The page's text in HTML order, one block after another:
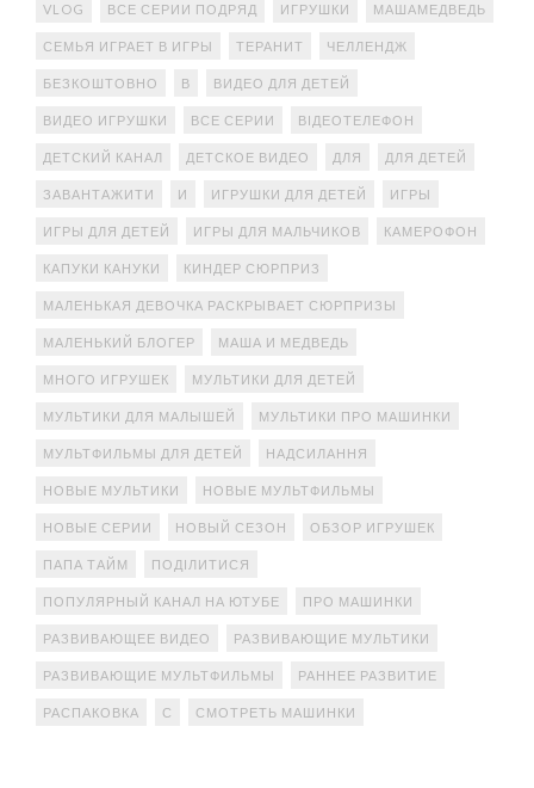
VLOG ВСЕ СЕРИИ ПОДРЯД ИГРУШКИ МАШАМЕДВЕДЬ
СЕМЬЯ ИГРАЕТ В ИГРЫ ТЕРАНИТ ЧЕЛЛЕНДЖ
БЕЗКОШТОВНО В ВИДЕО ДЛЯ ДЕТЕЙ
ВИДЕО ИГРУШКИ ВСЕ СЕРИИ ВІДЕОТЕЛЕФОН
ДЕТСКИЙ КАНАЛ ДЕТСКОЕ ВИДЕО ДЛЯ ДЛЯ ДЕТЕЙ
ЗАВАНТАЖИТИ И ИГРУШКИ ДЛЯ ДЕТЕЙ ИГРЫ
ИГРЫ ДЛЯ ДЕТЕЙ ИГРЫ ДЛЯ МАЛЬЧИКОВ КАМЕРОФОН
КАПУКИ КАНУКИ КИНДЕР СЮРПРИЗ
МАЛЕНЬКАЯ ДЕВОЧКА РАСКРЫВАЕТ СЮРПРИЗЫ
МАЛЕНЬКИЙ БЛОГЕР МАША И МЕДВЕДЬ
МНОГО ИГРУШЕК МУЛЬТИКИ ДЛЯ ДЕТЕЙ
МУЛЬТИКИ ДЛЯ МАЛЫШЕЙ МУЛЬТИКИ ПРО МАШИНКИ
МУЛЬТФИЛЬМЫ ДЛЯ ДЕТЕЙ НАДСИЛАННЯ
НОВЫЕ МУЛЬТИКИ НОВЫЕ МУЛЬТФИЛЬМЫ
НОВЫЕ СЕРИИ НОВЫЙ СЕЗОН ОБЗОР ИГРУШЕК
ПАПА ТАЙМ ПОДІЛИТИСЯ
ПОПУЛЯРНЫЙ КАНАЛ НА ЮТУБЕ ПРО МАШИНКИ
РАЗВИВАЮЩЕЕ ВИДЕО РАЗВИВАЮЩИЕ МУЛЬТИКИ
РАЗВИВАЮЩИЕ МУЛЬТФИЛЬМЫ РАННЕЕ РАЗВИТИЕ
РАСПАКОВКА С СМОТРЕТЬ МАШИНКИ